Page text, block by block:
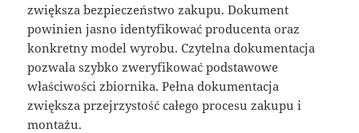
zwiększa bezpieczeństwo zakupu. Dokument
powinien jasno identyfikować producenta oraz
konkretny model wyrobu. Czytelna dokumentacja
pozwala szybko zweryfikować podstawowe
właściwości zbiornika. Pełna dokumentacja
zwiększa przejrzystość całego procesu zakupu i
montażu.